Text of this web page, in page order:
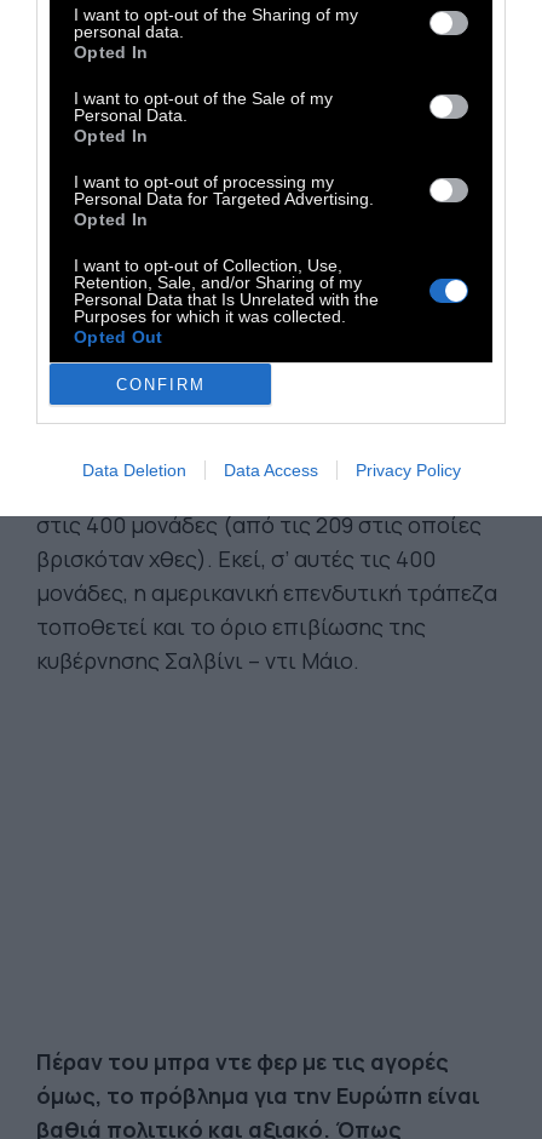
I want to opt-out of the Sharing of my
personal data.
Opted In
I want to opt-out of the Sale of my
Personal Data.
Opted In
I want to opt-out of processing my
Personal Data for Targeted Advertising.
Opted In
I want to opt-out of Collection, Use,
Retention, Sale, and/or Sharing of my
Personal Data that Is Unrelated with the
Purposes for which it was collected.
Opted Out
CONFIRM
Data Deletion Data Access Privacy Policy
επικίνδυνα ανοιχτό.
μπορεί να εξελιχθεί στον Δούρειο Ίππο για
την εκ των έσω ακροδεξιά άλωση της
Ευρώπης.Κατά τον Στιβ Μπάνον, τον
άνθρωπο που είχε χτίσει την καμπάνια του
Τραμπ και σήμερα είναι ο υπ’ αριθμόν ένα
λομπίστας του εθνικιστικού δικτύου στην
Ευρώπη, «ο Σαλβίνι δεν θα μπορούσε να τα
έχει καταφέρει μέχρι στιγμής καλύτερα». Και
κατά την ανάλυση της JPMorgan η
«αντισυστημική» ακροδεξιά εξέγερση θα
αντέξει έως ότου το… spread των ιταλικών
στις 400 μονάδες (από τις 209 στις οποίες
βρισκόταν χθες). Εκεί, σ’ αυτές τις 400
μονάδες, η αμερικανική επενδυτική τράπεζα
τοποθετεί και το όριο επιβίωσης της
κυβέρνησης Σαλβίνι – ντι Μάιο.
Πέραν του μπρα ντε φερ με τις αγορές
όμως, το πρόβλημα για την Ευρώπη είναι
βαθιά πολιτικό και αξιακό. Όπως